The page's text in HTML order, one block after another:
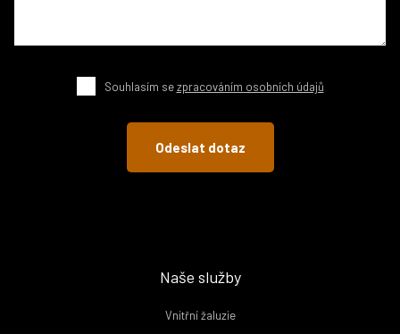
Souhlasím sezpracováním osobních údajů
Naše služby
Vnitřní žaluzie